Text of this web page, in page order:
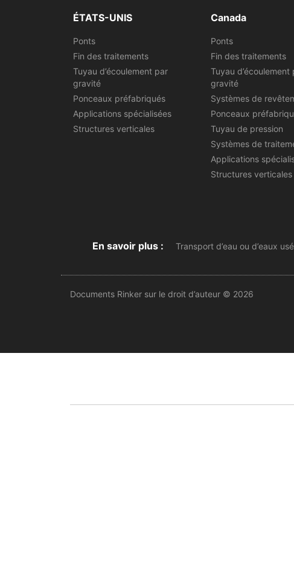
ÉTATS-UNIS
Ponts
Fin des traitements
Tuyau d’écoulement par
gravité
Ponceaux préfabriqués
Applications spécialisées
Structures verticales
Canada
Ponts
Fin des traitements
Tuyau d’écoulement
gravité
Systèmes de
Ponceaux
Tuyau de pression
Systèmes de
Applications
Structures verticales
En savoir plus : Transport d’eau ou d’eaux
Documents Rinker sur le droit d’auteur © 2026